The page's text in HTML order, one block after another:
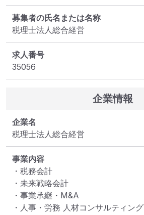
募集者の氏名または名称
税理士法人総合経営
求人番号
35056
企業情報
企業名
税理士法人総合経営
事業内容
・税務会計
・未来戦略会計
・事業承継・M&A
・人事・労務 人材コンサルティング